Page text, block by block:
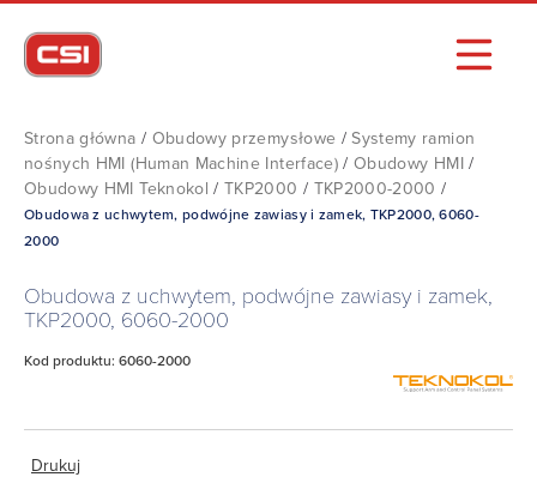
Strona główna / Obudowy przemysłowe /Systemy ramion
nośnych HMI (Human Machine Interface)/Obudowy HMI/
Obudowy HMI Teknokol /TKP2000 / TKP2000-2000 /
Obudowa z uchwytem, podwójne zawiasy i zamek, TKP2000, 6060-
2000
Obudowa z uchwytem, podwójne zawiasy i zamek,
TKP2000, 6060-2000
Kod produktu: 6060-2000
Drukuj